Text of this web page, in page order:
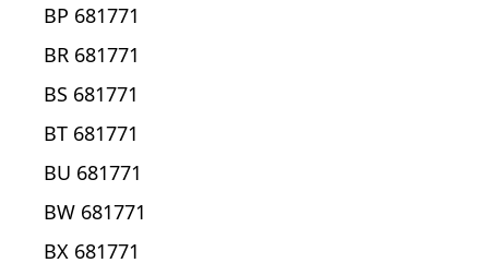
BP 681771
BR 681771
BS 681771
BT 681771
BU 681771
BW 681771
BX 681771